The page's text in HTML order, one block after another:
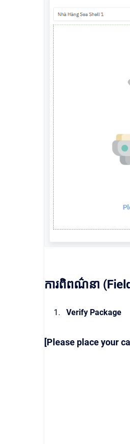
ការពិពណ៌នា
Verify Package
[Please place your